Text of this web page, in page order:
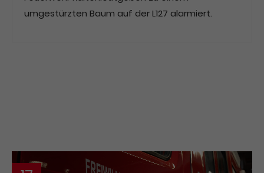
umgestürzten Baum auf der L127 alarmiert.